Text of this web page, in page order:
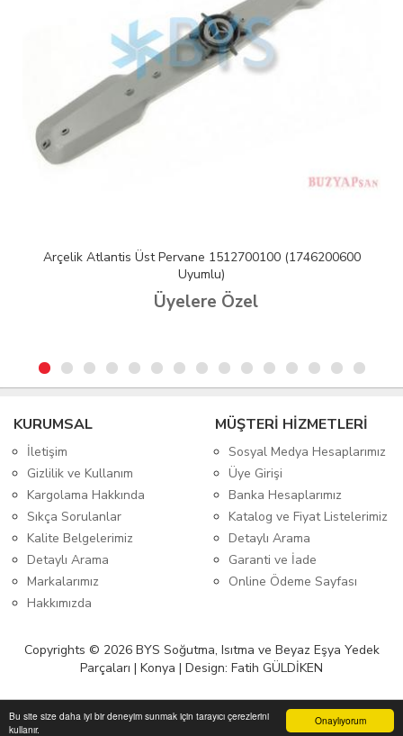
Onaylıyorum
Bu site size daha iyi bir deneyim sunmak için tarayıcı çerezlerini
kullanır.
Anasayfa Sipariş Takibi İletişim
Arçelik Atlantis Üst Pervane 1512700100 (1746200600
Uyumlu)
Üyelere Özel
KURUMSAL
İletişim
Gizlilik ve Kullanım
Kargolama Hakkında
Sıkça Sorulanlar
Kalite Belgelerimiz
Detaylı Arama
Markalarımız
Hakkımızda
MÜŞTERİ HİZMETLERİ
Sosyal Medya Hesaplarımız
Üye Girişi
Banka Hesaplarımız
Katalog ve Fiyat Listelerimiz
Detaylı Arama
Garanti ve İade
Online Ödeme Sayfası
Copyrights © 2026 BYS Soğutma, Isıtma ve Beyaz Eşya Yedek
Parçaları | Konya | Design: Fatih GÜLDİKEN